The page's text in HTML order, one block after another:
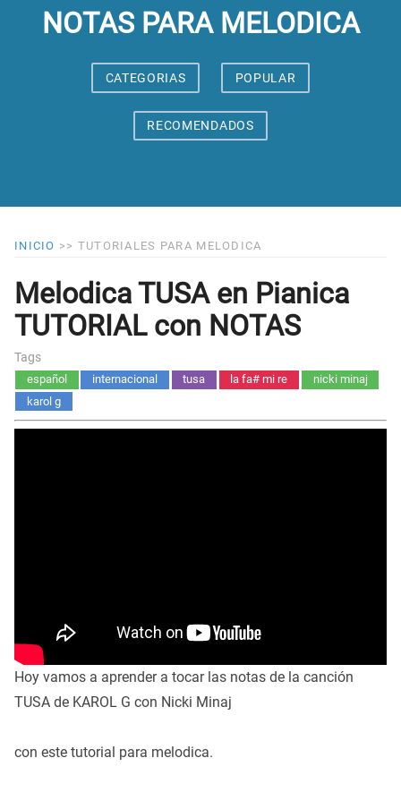
NOTAS PARA MELODICA
CATEGORIAS POPULAR
RECOMENDADOS
INICIO >> TUTORIALES PARA MELODICA
Melodica TUSA en Pianica
TUTORIAL con NOTAS
Tags
español internacional tusa la fa# mi re
nicki minaj
karol g
Hoy vamos a aprender a tocar las notas de la canción
TUSA de KAROL G con Nicki Minaj
con este tutorial para melodica.